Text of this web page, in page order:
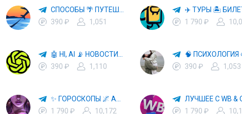
390 ₽
1,051
1 790 ₽
390 ₽
1,110
390 ₽
1,053
1 790 ₽
10,172
1 790 ₽